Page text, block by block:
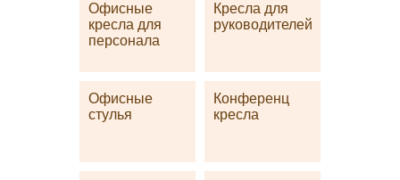
Офисные
кресла для
персонала
Кресла для
руководителей
Офисные
стулья
Конференц
кресла